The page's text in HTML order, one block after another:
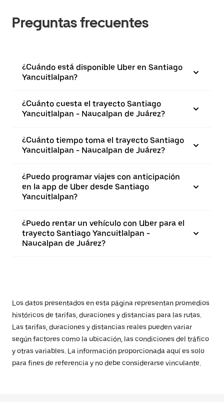
Preguntas frecuentes
¿Cuándo está disponible Uber en Santiago
Yancuitlalpan?
¿Cuánto cuesta el trayecto Santiago
Yancuitlalpan - Naucalpan de Juárez?
¿Cuánto tiempo toma el trayecto Santiago
Yancuitlalpan - Naucalpan de Juárez?
¿Puedo programar viajes con anticipación
en la app de Uber desde Santiago
Yancuitlalpan?
¿Puedo rentar un vehículo con Uber para el
trayecto Santiago Yancuitlalpan -
Naucalpan de Juárez?
Los datos presentados en esta página representan promedios
históricos de tarifas, duraciones y distancias para las rutas.
Las tarifas, duraciones y distancias reales pueden variar
según factores como la ubicación, las condiciones del tráfico
y otras variables. La información proporcionada aquí es solo
para fines de referencia y no debe considerarse vinculante.